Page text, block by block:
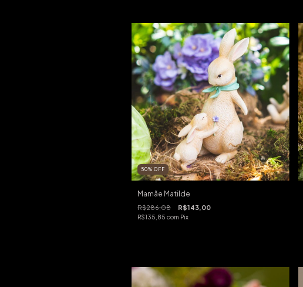
50% OFF
Mamãe Matilde
R$286,08 R$143,00
R$135,85 com Pix